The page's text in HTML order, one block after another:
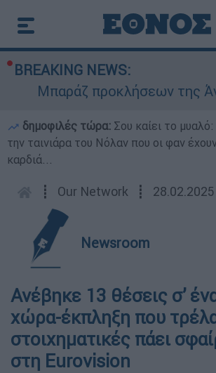
BREAKING NEWS:
Μπαράζ προκλήσεων της
δημοφιλές τώρα: Σου καίει το
την ταινιάρα του Νόλαν που οι φαν
καρδιά...
┋ Our Network ┋
Newsroom
Ανέβηκε 13 θέσεις σ’
χώρα-έκπληξη που
στοιχηματικές πάει
στη Eurovision